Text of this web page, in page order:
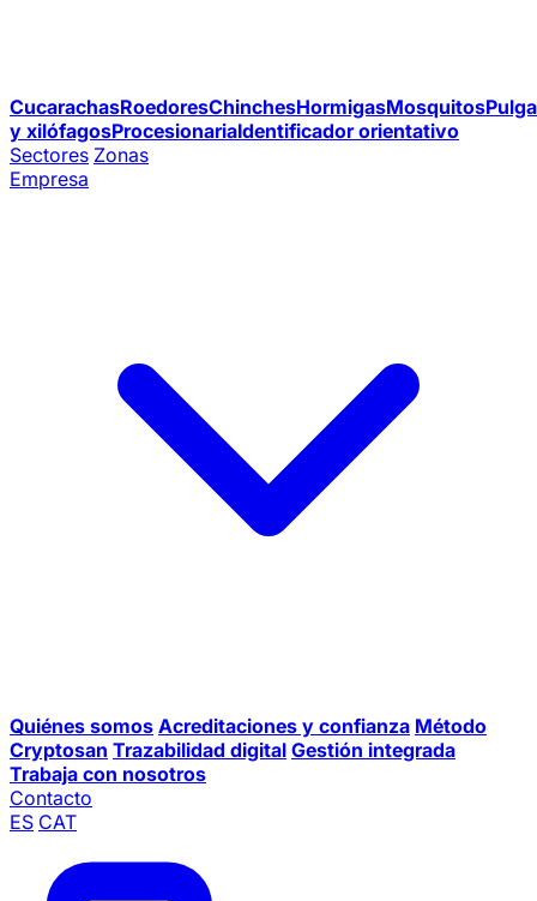
CucarachasRoedoresChinchesHormigasMosquitos
y xilófagosProcesionariaIdentificador orientativo
Sectores Zonas
Empresa
Quiénes somos Acreditaciones y confianza Método
Cryptosan Trazabilidad digital Gestión integrada
Trabaja con nosotros
Contacto
ES CAT